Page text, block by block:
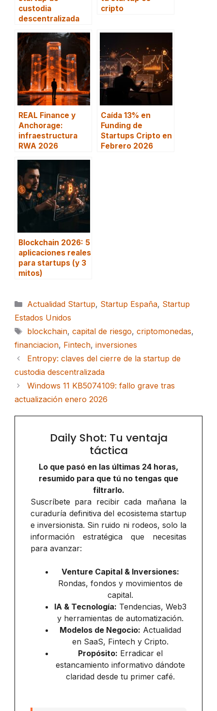
custodia
descentralizada
cripto
REAL Finance y
Anchorage:
infraestructura
RWA 2026
Caída 13% en
Funding de
Startups Cripto en
Febrero 2026
Blockchain 2026: 5
aplicaciones reales
para startups (y 3
mitos)
Categorías
Actualidad Startup, Startup España, Startup
Estados Unidos
Etiquetas
blockchain, capital de riesgo, criptomonedas,
financiacion, Fintech, inversiones
Entropy: claves del cierre de la startup de
custodia descentralizada
Windows 11 KB5074109: fallo grave tras
actualización enero 2026
Daily Shot: Tu ventaja
táctica
Lo que pasó en las últimas 24 horas,
resumido para que tú no tengas que
filtrarlo.
Suscríbete para recibir cada mañana la
curaduría definitiva del ecosistema startup
e inversionista. Sin ruido ni rodeos, solo la
información estratégica que necesitas
para avanzar:
Venture Capital & Inversiones:
Rondas, fondos y movimientos de
capital.
IA & Tecnología: Tendencias, Web3
y herramientas de automatización.
Modelos de Negocio: Actualidad
en SaaS, Fintech y Cripto.
Propósito: Erradicar el
estancamiento informativo dándote
claridad desde tu primer café.